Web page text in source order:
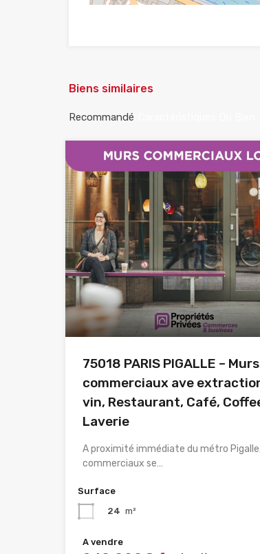
Biens similaires
Recommandé
75018 PARIS PIGALLE – Murs
commerciaux ave
vin, Restaurant, Café,
Laverie
A proximité immédiate du métro
commerciaux se…
Surface
24 m²
A vendre